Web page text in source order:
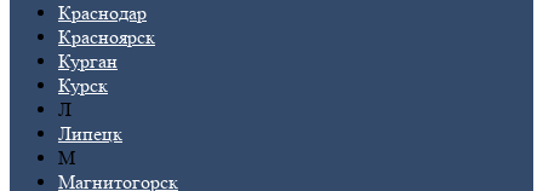
Краснодар
Красноярск
Курган
Курск
Л
Липецк
М
Магнитогорск